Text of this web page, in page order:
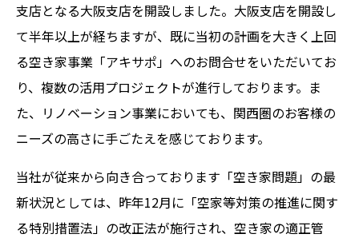
支店となる大阪支店を開設しました。大阪支店を開設し
て半年以上が経ちますが、既に当初の計画を大きく上回
る空き家事業「アキサポ」へのお問合せをいただいてお
り、複数の活用プロジェクトが進行しております。ま
た、リノベーション事業においても、関西圏のお客様の
ニーズの高さに手ごたえを感じております。
当社が従来から向き合っております「空き家問題」の最
新状況としては、昨年12月に「空家等対策の推進に関す
る特別措置法」の改正法が施行され、空き家の適正管